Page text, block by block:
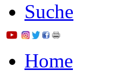
Suche
Home